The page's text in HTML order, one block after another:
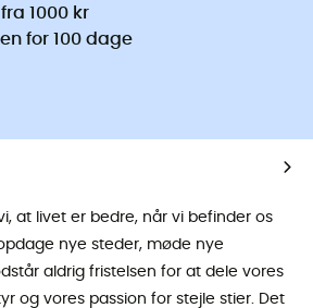
1000 kr
for 100 dage
at livet er bedre, når vi befinder os
nye steder, møde nye
aldrig fristelsen for at dele vores
og vores passion for stejle stier. Det